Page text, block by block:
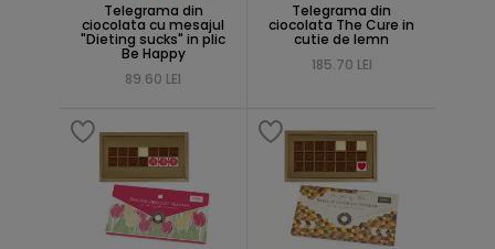
Telegrama din
ciocolata cu mesajul
"Dieting sucks" in plic
Be Happy
89.60 LEI
Telegrama din
ciocolata The Cure in
cutie de lemn
185.70 LEI